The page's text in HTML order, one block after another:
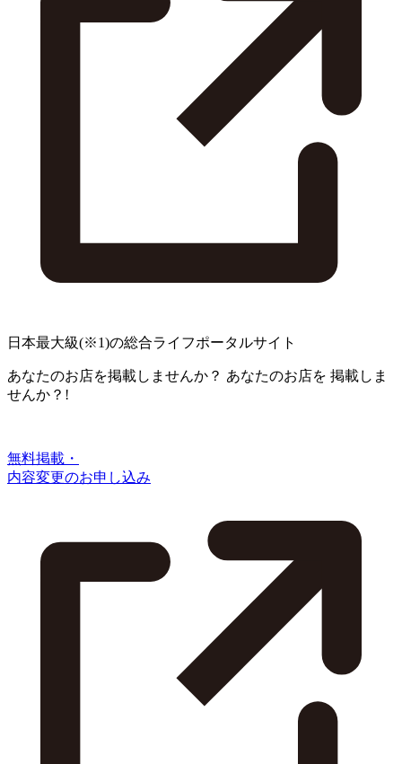
日本最大級(※1)の総合ライフポータルサイト
あなたのお店を掲載しませんか？ あなたのお店を 掲載しま
せんか？!
無料掲載・
内容変更のお申し込み